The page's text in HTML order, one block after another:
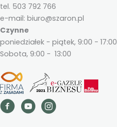
tel. 503 792 766
e-mail: biuro@szaron.pl
Czynne
poniedziałek - piątek, 9:00 - 17:00
Sobota, 9:00 - 13:00